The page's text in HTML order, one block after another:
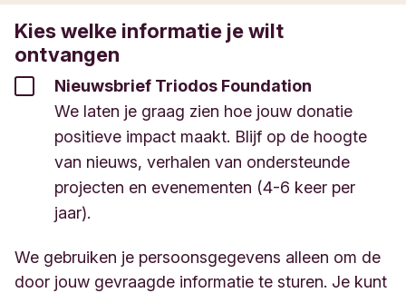
Kies welke informatie je wilt
ontvangen
Nieuwsbrief Triodos Foundation
We laten je graag zien hoe jouw donatie
positieve impact maakt. Blijf op de hoogte
van nieuws, verhalen van ondersteunde
projecten en evenementen (4-6 keer per
jaar).
We gebruiken je persoonsgegevens alleen om de
door jouw gevraagde informatie te sturen. Je kunt